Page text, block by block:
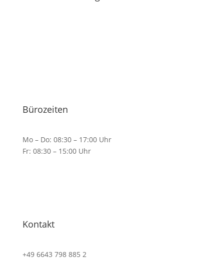
Bürozeiten
Mo – Do: 08:30 – 17:00 Uhr
Fr: 08:30 – 15:00 Uhr
Kontakt
+49 6643 798 885 2